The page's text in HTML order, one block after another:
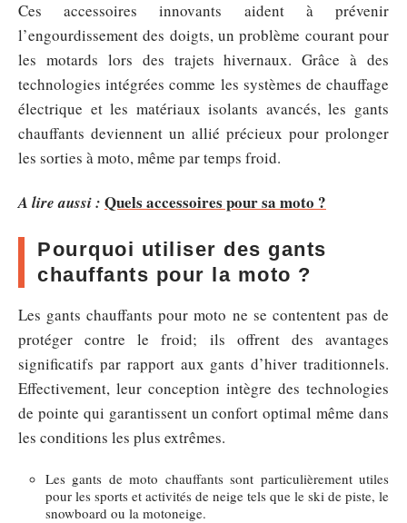
Ces accessoires innovants aident à prévenir
l’engourdissement des doigts, un problème courant pour
les motards lors des trajets hivernaux. Grâce à des
technologies intégrées comme les systèmes de chauffage
électrique et les matériaux isolants avancés, les gants
chauffants deviennent un allié précieux pour prolonger
les sorties à moto, même par temps froid.
A lire aussi : Quels accessoires pour sa moto ?
Pourquoi utiliser des gants
chauffants pour la moto ?
Les gants chauffants pour moto ne se contentent pas de
protéger contre le froid; ils offrent des avantages
significatifs par rapport aux gants d’hiver traditionnels.
Effectivement, leur conception intègre des technologies
de pointe qui garantissent un confort optimal même dans
les conditions les plus extrêmes.
Les gants de moto chauffants sont particulièrement utiles
pour les sports et activités de neige tels que le ski de piste, le
snowboard ou la motoneige.